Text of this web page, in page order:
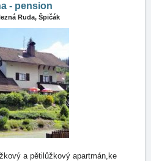
- pension
Ruda, Špičák
a pětilůžkový apartmán,ke